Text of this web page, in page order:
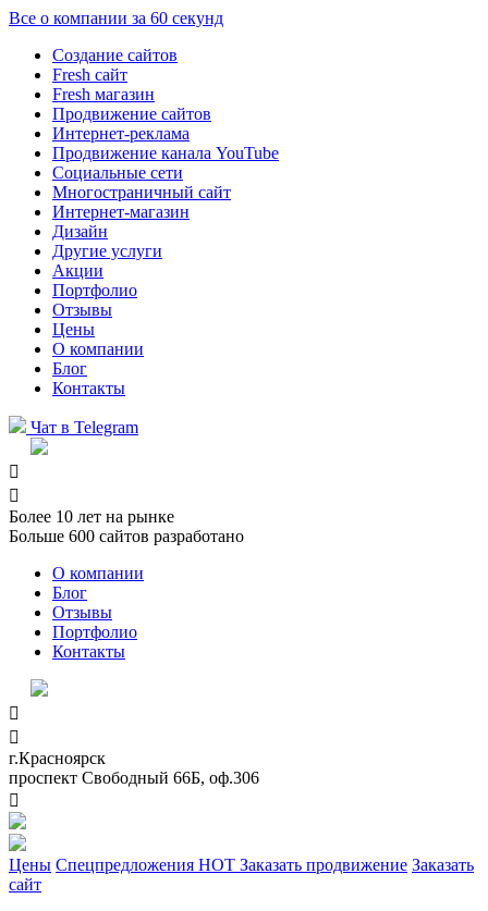
Все о компании за 60 секунд
Создание сайтов
Fresh сайт
Fresh магазин
Продвижение сайтов
Интернет-реклама
Продвижение канала YouTube
Социальные сети
Многостраничный сайт
Интернет-магазин
Дизайн
Другие услуги
Акции
Портфолио
Отзывы
Цены
О компании
Блог
Контакты
Чат в Telegram


Более 10 лет на рынке
Больше 600 сайтов разработано
О компании
Блог
Отзывы
Портфолио
Контакты


г.Красноярск
проспект Свободный 66Б, оф.306

Цены Спецпредложения HOT Заказать продвижение Заказать
сайт